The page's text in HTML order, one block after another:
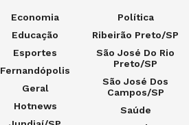
Economia
Educação
Esportes
Fernandópolis
Geral
Hotnews
Política
Ribeirão Preto/SP
São José Do Rio
Preto/SP
São José Dos
Campos/SP
Saúde